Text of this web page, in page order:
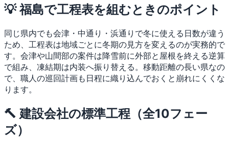
💡 福島で工程表を組むときのポイント
同じ県内でも会津・中通り・浜通りで冬に使える日数が違う
ため、工程表は地域ごとに冬期の見方を変えるのが実務的で
す。会津や山間部の案件は降雪前に外部と屋根を終える逆算
で組み、凍結期は内装へ振り替える。移動距離の長い県なの
で、職人の巡回計画も日程に織り込んでおくと崩れにくくな
ります。
🔨 建設会社の標準工程（全10フェー
ズ）